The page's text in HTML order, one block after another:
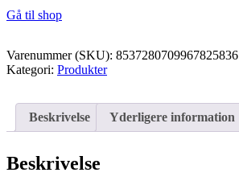
Gå til shop
Varenummer (SKU): 8537280709967825836
Kategori: Produkter
Beskrivelse Yderligere information
Beskrivelse